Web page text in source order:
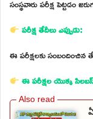
సంస్థవారు పరీక్ష పెట్టడం
పరీక్ష తేదీలు ఎప్పుడు:
ఈ పరీక్షలకు సంబందించిన
ఈ పరీక్షల యొక్క